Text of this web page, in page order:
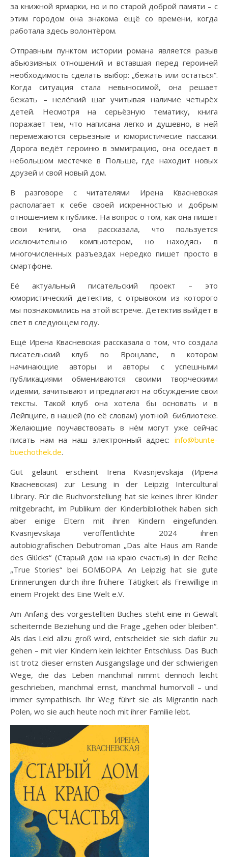
за книжной ярмарки, но и по старой доброй памяти – с
этим городом она знакома ещё со времени, когда
работала здесь волонтёром.
Отправным пунктом истории романа является разыв
абьюзивных отношений и вставшая перед героиней
необходимость сделать выбор: „бежать или остаться“.
Когда ситуация стала невыносимой, она решает
бежать – нелёгкий шаг учитывая наличие четырёх
детей. Несмотря на серьёзную тематику, книга
поражает тем, что написана легко и душевно, в ней
перемежаются серьезные и юмористичесие пассажи.
Дорога ведёт героиню в эммиграцию, она оседает в
небольшом местечке в Польше, где находит новых
друзей и свой новый дом.
В разговоре с читателями Ирена Квасневская
располагает к себе своей искренностью и добрым
отношением к публике. На вопрос о том, как она пишет
свои книги, она рассказала, что пользуется
исключительно компьютером, но находясь в
многочисленных разъездах нередко пишет просто в
смартфоне.
Её актуальный писательский проект – это
юмористический детектив, с отрывоком из которого
мы познакомились на этой встрече. Детектив выйдет в
свет в следующем году.
Ещё Ирена Квасневская рассказала о том, что создала
писательский клуб во Вроцлаве, в котором
начинающие авторы и авторы с успешными
публикациями обмениваются своими творческими
идеями, зачитывают и предлагают на обсуждение свои
тексты. Такой клуб она хотела бы основать и в
Лейпциге, в нашей (по её словам) уютной библиотеке.
Желающие поучавствовать в нём могут уже сейчас
писать нам на наш электронный адрес: info@bunte-
buechothek.de.
Gut gelaunt erscheint Irena Kvasnjevskaja (Ирена
Квасневская) zur Lesung in der Leipzig Intercultural
Library. Für die Buchvorstellung hat sie keines ihrer Kinder
mitgebracht, im Publikum der Kinderbibliothek haben sich
aber einige Eltern mit ihren Kindern eingefunden.
Kvasnjevskaja veröffentlichte 2024 ihren
autobiografischen Debutroman „Das alte Haus am Rande
des Glücks“ (Старый дом на краю счастья) in der Reihe
„True Stories“ bei БОМБОРА. An Leipzig hat sie gute
Erinnerungen durch ihre frühere Tätigkeit als Freiwillige in
einem Projekt des Eine Welt e.V.
Am Anfang des vorgestellten Buches steht eine in Gewalt
scheiternde Beziehung und die Frage „gehen oder bleiben“.
Als das Leid allzu groß wird, entscheidet sie sich dafür zu
gehen – mit vier Kindern kein leichter Entschluss. Das Buch
ist trotz dieser ernsten Ausgangslage und der schwierigen
Wege, die das Leben manchmal nimmt dennoch leicht
geschrieben, manchmal ernst, manchmal humorvoll – und
immer sympathisch. Ihr Weg führt sie als Migrantin nach
Polen, wo sie auch heute noch mit ihrer Familie lebt.